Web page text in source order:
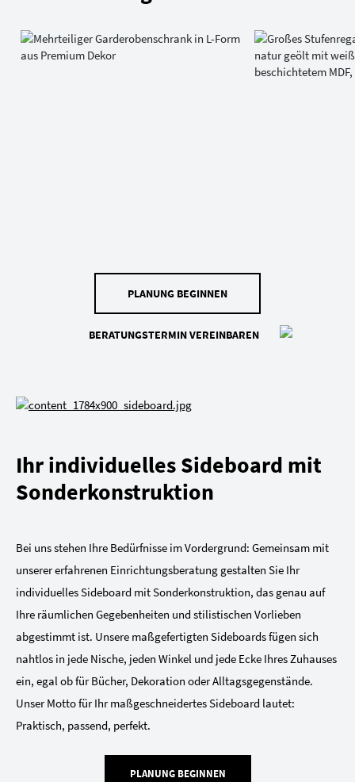
PLANUNG BEGINNEN
BERATUNGSTERMIN VEREINBAREN
Ihr individuelles Sideboard mit
Sonderkonstruktion
Bei uns stehen Ihre Bedürfnisse im Vordergrund: Gemeinsam mit
unserer erfahrenen Einrichtungsberatung gestalten Sie Ihr
individuelles Sideboard mit Sonderkonstruktion, das genau auf
Ihre räumlichen Gegebenheiten und stilistischen Vorlieben
abgestimmt ist. Unsere maßgefertigten Sideboards fügen sich
nahtlos in jede Nische, jeden Winkel und jede Ecke Ihres Zuhauses
ein, egal ob für Bücher, Dekoration oder Alltagsgegenstände.
Unser Motto für Ihr maßgeschneidertes Sideboard lautet:
Praktisch, passend, perfekt.
PLANUNG BEGINNEN